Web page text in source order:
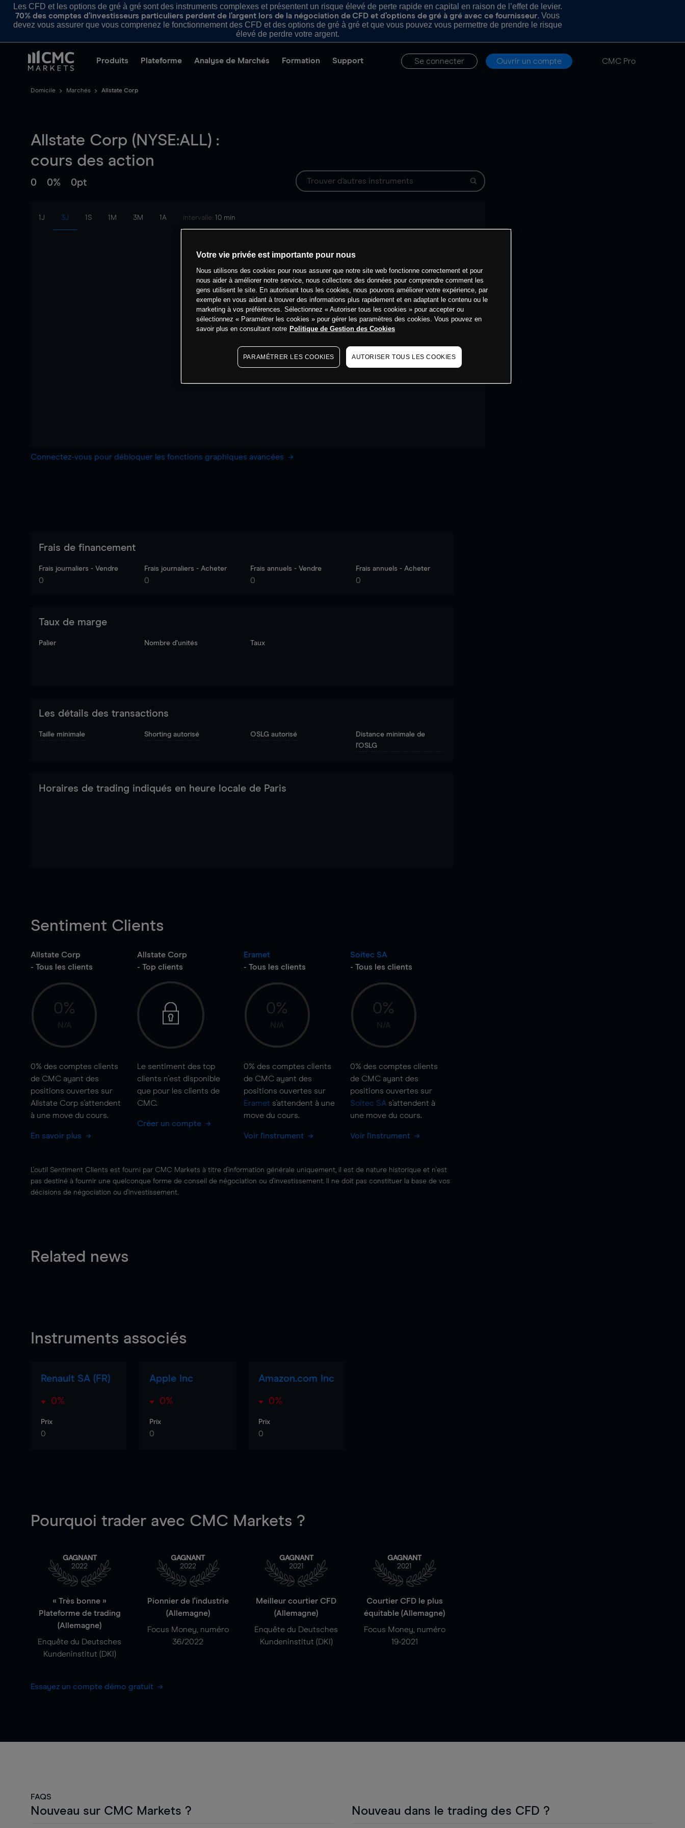
Les CFD et les options de gré à gré sont des instruments complexes et présentent un risque élevé de perte rapide en capital en raison de l’effet de levier.
70% des comptes d’investisseurs particuliers perdent de l’argent lors de la négociation de CFD et d’options de gré à gré avec ce fournisseur. Vous
devez vous assurer que vous comprenez le fonctionnement des CFD et des options de gré à gré et que vous pouvez vous permettre de prendre le risque
élevé de perdre votre argent.
Produits Plateforme Analyse de Marchés Formation Support Se connecter Ouvrir un compte CMC Pro
Domicile Marchés Allstate Corp
Allstate Corp (NYSE:ALL) :
cours des action
0 0% 0pt
1J 3J 1S 1M 3M 1A intervalle: 10 min
Connectez-vous pour débloquer les fonctions graphiques avancées
Frais de financement
Frais journaliers - Vendre
0
Frais journaliers - Acheter
0
Frais annuels - Vendre
0
Frais annuels - Acheter
0
Taux de marge
Palier Nombre d’unités Taux
Les détails des transactions
Taille minimale Shorting autorisé OSLG autorisé
Distance minimale de
l'OSLG
Horaires de trading indiqués en heure locale de Paris
Sentiment Clients
Allstate Corp
- Tous les clients
0%
N/A
0% des comptes clients
de CMC ayant des
positions ouvertes sur
Allstate Corp s'attendent
à une move du cours.
En savoir plus
Allstate Corp
- Top clients
Le sentiment des top
clients n'est disponible
que pour les clients de
CMC.
Créer un compte
Eramet
- Tous les clients
0%
N/A
0% des comptes clients
de CMC ayant des
positions ouvertes sur
Eramet s'attendent à une
move du cours.
Voir l'instrument
Soitec SA
- Tous les clients
0%
N/A
0% des comptes clients
de CMC ayant des
positions ouvertes sur
Soitec SA s'attendent à
une move du cours.
Voir l'instrument
L'outil Sentiment Clients est fourni par CMC Markets à titre d'information générale uniquement, il est de nature historique et n'est
pas destiné à fournir une quelconque forme de conseil de négociation ou d'investissement. Il ne doit pas constituer la base de vos
décisions de négociation ou d'investissement.
Related news
Instruments associés
Renault SA (FR)
0%
Prix
0
Apple Inc
0%
Prix
0
Amazon.com Inc
0%
Prix
0
Pourquoi trader avec CMC Markets ?
GAGNANT
2022
« Très bonne »
Plateforme de trading
(Allemagne)
Enquête du Deutsches
Kundeninstitut (DKI)
GAGNANT
2022
Pionnier de l'industrie
(Allemagne)
Focus Money, numéro
36/2022
GAGNANT
2021
Meilleur courtier CFD
(Allemagne)
Enquête du Deutsches
Kundeninstitut (DKI)
GAGNANT
2021
Courtier CFD le plus
équitable (Allemagne)
Focus Money, numéro
19-2021
Essayez un compte démo gratuit
FAQS
Nouveau sur CMC Markets ? Nouveau dans le trading des CFD ?
Votre vie privée est importante pour nous
Nous utilisons des cookies pour nous assurer que notre site web fonctionne correctement et pour
nous aider à améliorer notre service, nous collectons des données pour comprendre comment les
gens utilisent le site. En autorisant tous les cookies, nous pouvons améliorer votre expérience, par
exemple en vous aidant à trouver des informations plus rapidement et en adaptant le contenu ou le
marketing à vos préférences. Sélectionnez « Autoriser tous les cookies » pour accepter ou
sélectionnez « Paramétrer les cookies » pour gérer les paramètres des cookies. Vous pouvez en
savoir plus en consultant notre Politique de Gestion des Cookies
PARAMÉTRER LES COOKIES AUTORISER TOUS LES COOKIES